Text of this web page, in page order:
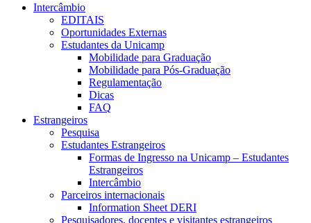
Intercâmbio
EDITAIS
Oportunidades Externas
Estudantes da Unicamp
Mobilidade para Graduação
Mobilidade para Pós-Graduação
Regulamentação
Dicas
FAQ
Estrangeiros
Pesquisa
Estudantes Estrangeiros
Formas de Ingresso na Unicamp – Estudantes
Estrangeiros
Intercâmbio
Parceiros internacionais
Information Sheet DERI
Pesquisadores, docentes e visitantes estrangeiros